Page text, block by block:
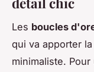
Les boucles
qui va apporter
minimaliste.